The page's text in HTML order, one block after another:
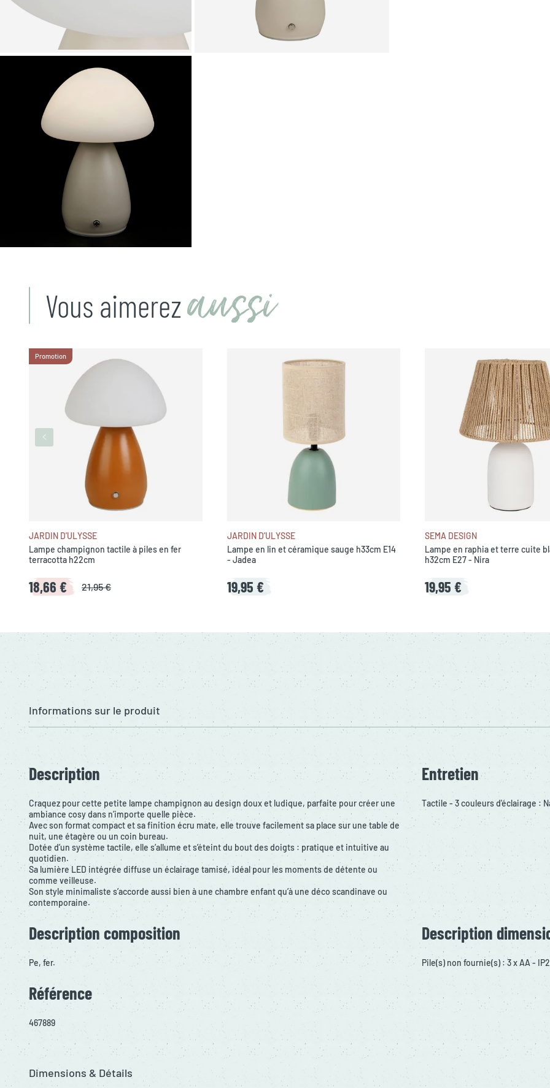
Vous aimerez aussi
Promotion
JARDIN D'ULYSSE
Lampe champignon tactile à piles en fer
terracotta h22cm
18,66 € 21,95 €
JARDIN D'ULYSSE
Lampe en lin et céramique sauge h33cm E14
- Jadea
19,95 €
SEMA DESIGN
Lampe en raphia et terre cuite
h32cm E27 - Nira
19,95 €
Informations sur le produit
Description
Craquez pour cette petite lampe champignon au design doux et ludique, parfaite pour créer une
ambiance cosy dans n’importe quelle pièce.
Avec son format compact et sa finition écru mate, elle trouve facilement sa place sur une table de
nuit, une étagère ou un coin bureau.
Dotée d’un système tactile, elle s’allume et s’éteint du bout des doigts : pratique et intuitive au
quotidien.
Sa lumière LED intégrée diffuse un éclairage tamisé, idéal pour les moments de détente ou
comme veilleuse.
Son style minimaliste s’accorde aussi bien à une chambre enfant qu’à une déco scandinave ou
contemporaine.
Entretien
Tactile - 3 couleurs d'éclairage :
Description composition
Pe, fer.
Description
Pile(s) non fournie(s) : 3 x AA -
Référence
467889
Dimensions & Détails